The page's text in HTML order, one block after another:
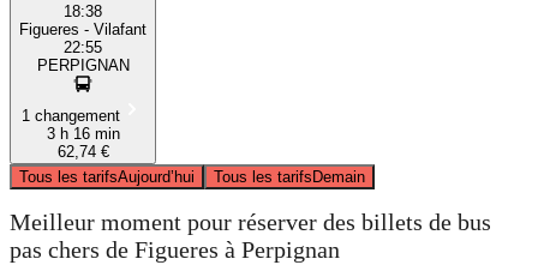
18:38
Figueres - Vilafant
22:55
PERPIGNAN
1 changement
3 h 16 min
62,74 €
Tous les tarifsAujourd’hui Tous les tarifsDemain
Meilleur moment pour réserver des billets de bus
pas chers de Figueres à Perpignan